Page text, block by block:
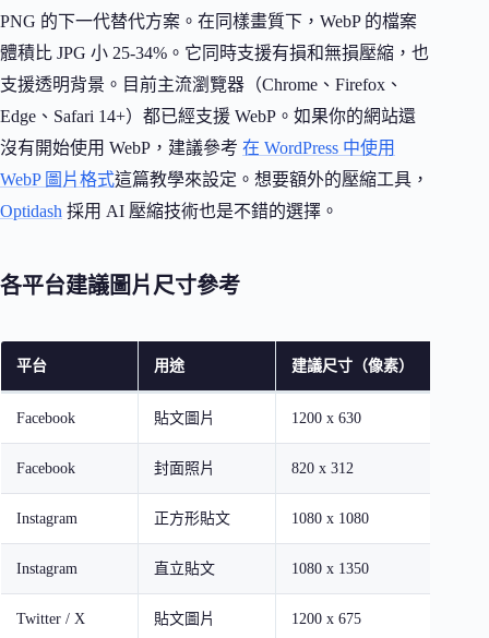
PNG 的下一代替代方案。在同樣畫質下，WebP 的檔案
體積比 JPG 小 25-34%。它同時支援有損和無損壓縮，也
支援透明背景。目前主流瀏覽器（Chrome、Firefox、
Edge、Safari 14+）都已經支援 WebP。如果你的網站還
沒有開始使用 WebP，建議參考 在 WordPress 中使用
WebP 圖片格式這篇教學來設定。想要額外的壓縮工具，
Optidash 採用 AI 壓縮技術也是不錯的選擇。
各平台建議圖片尺寸參考
平台 用途 建議尺寸（像素）
Facebook 貼文圖片 1200 x 630
Facebook 封面照片 820 x 312
Instagram 正方形貼文 1080 x 1080
Instagram 直立貼文 1080 x 1350
Twitter / X 貼文圖片 1200 x 675